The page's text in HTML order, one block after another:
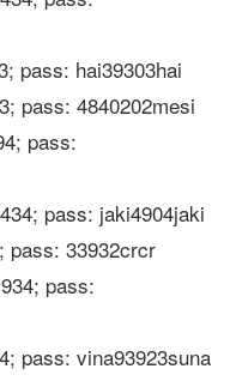
pass: hai39303hai
pass: 4840202mesi
pass:
pass: jaki4904jaki
pass: 33932crcr
pass:
pass: vina93923suna